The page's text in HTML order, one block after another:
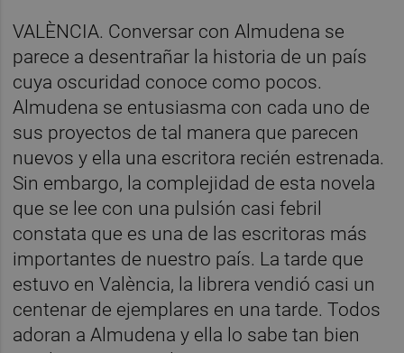
VALÈNCIA. Conversar con Almudena se
parece a desentrañar la historia de un país
cuya oscuridad conoce como pocos.
Almudena se entusiasma con cada uno de
sus proyectos de tal manera que parecen
nuevos y ella una escritora recién estrenada.
Sin embargo, la complejidad de esta novela
que se lee con una pulsión casi febril
constata que es una de las escritoras más
importantes de nuestro país. La tarde que
estuvo en València, la librera vendió casi un
centenar de ejemplares en una tarde. Todos
adoran a Almudena y ella lo sabe tan bien